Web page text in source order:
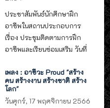
ประชาสัมพันธ์นักศึกษาฝึก
อาชีพในสถานประกอบการ
เรื่อง ประชุมติดตามการฝึก
อาชีพและเรียนซ่อมเสริม วันที่
เพลง : อาชีวะ Proud "สร้าง
คน สร้างงาน สร้างชาติ สร้าง
โลก"
วันศุกร์, 17 พฤศจิกายน 2566